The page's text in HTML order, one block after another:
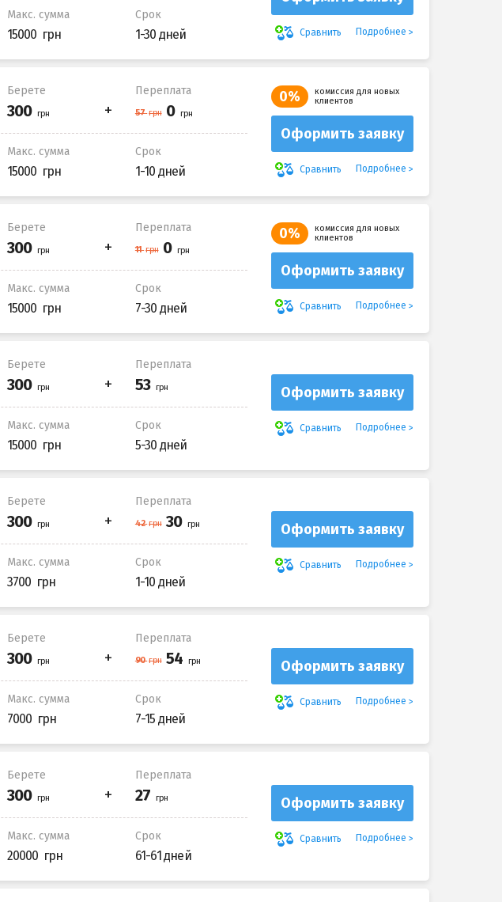
Макс. сумма
15000
Срок
1-30 дней Сравнить Подробнее
Берете Переплата
Макс. сумма
15000
Срок
1-10 дней
0%
комиссия для новых
клиентов
Оформить заявку
Сравнить Подробнее
Берете Переплата
Макс. сумма
15000
Срок
7-30 дней
0%
комиссия для новых
клиентов
Оформить заявку
Сравнить Подробнее
Берете Переплата
Макс. сумма
15000
Срок
5-30 дней
Оформить заявку
Сравнить Подробнее
Берете Переплата
Макс. сумма
3700
Срок
1-10 дней
Оформить заявку
Сравнить Подробнее
Берете Переплата
Макс. сумма
7000
Срок
7-15 дней
Оформить заявку
Сравнить Подробнее
Берете Переплата
Макс. сумма
20000
Срок
61-61 дней
Оформить заявку
Сравнить Подробнее